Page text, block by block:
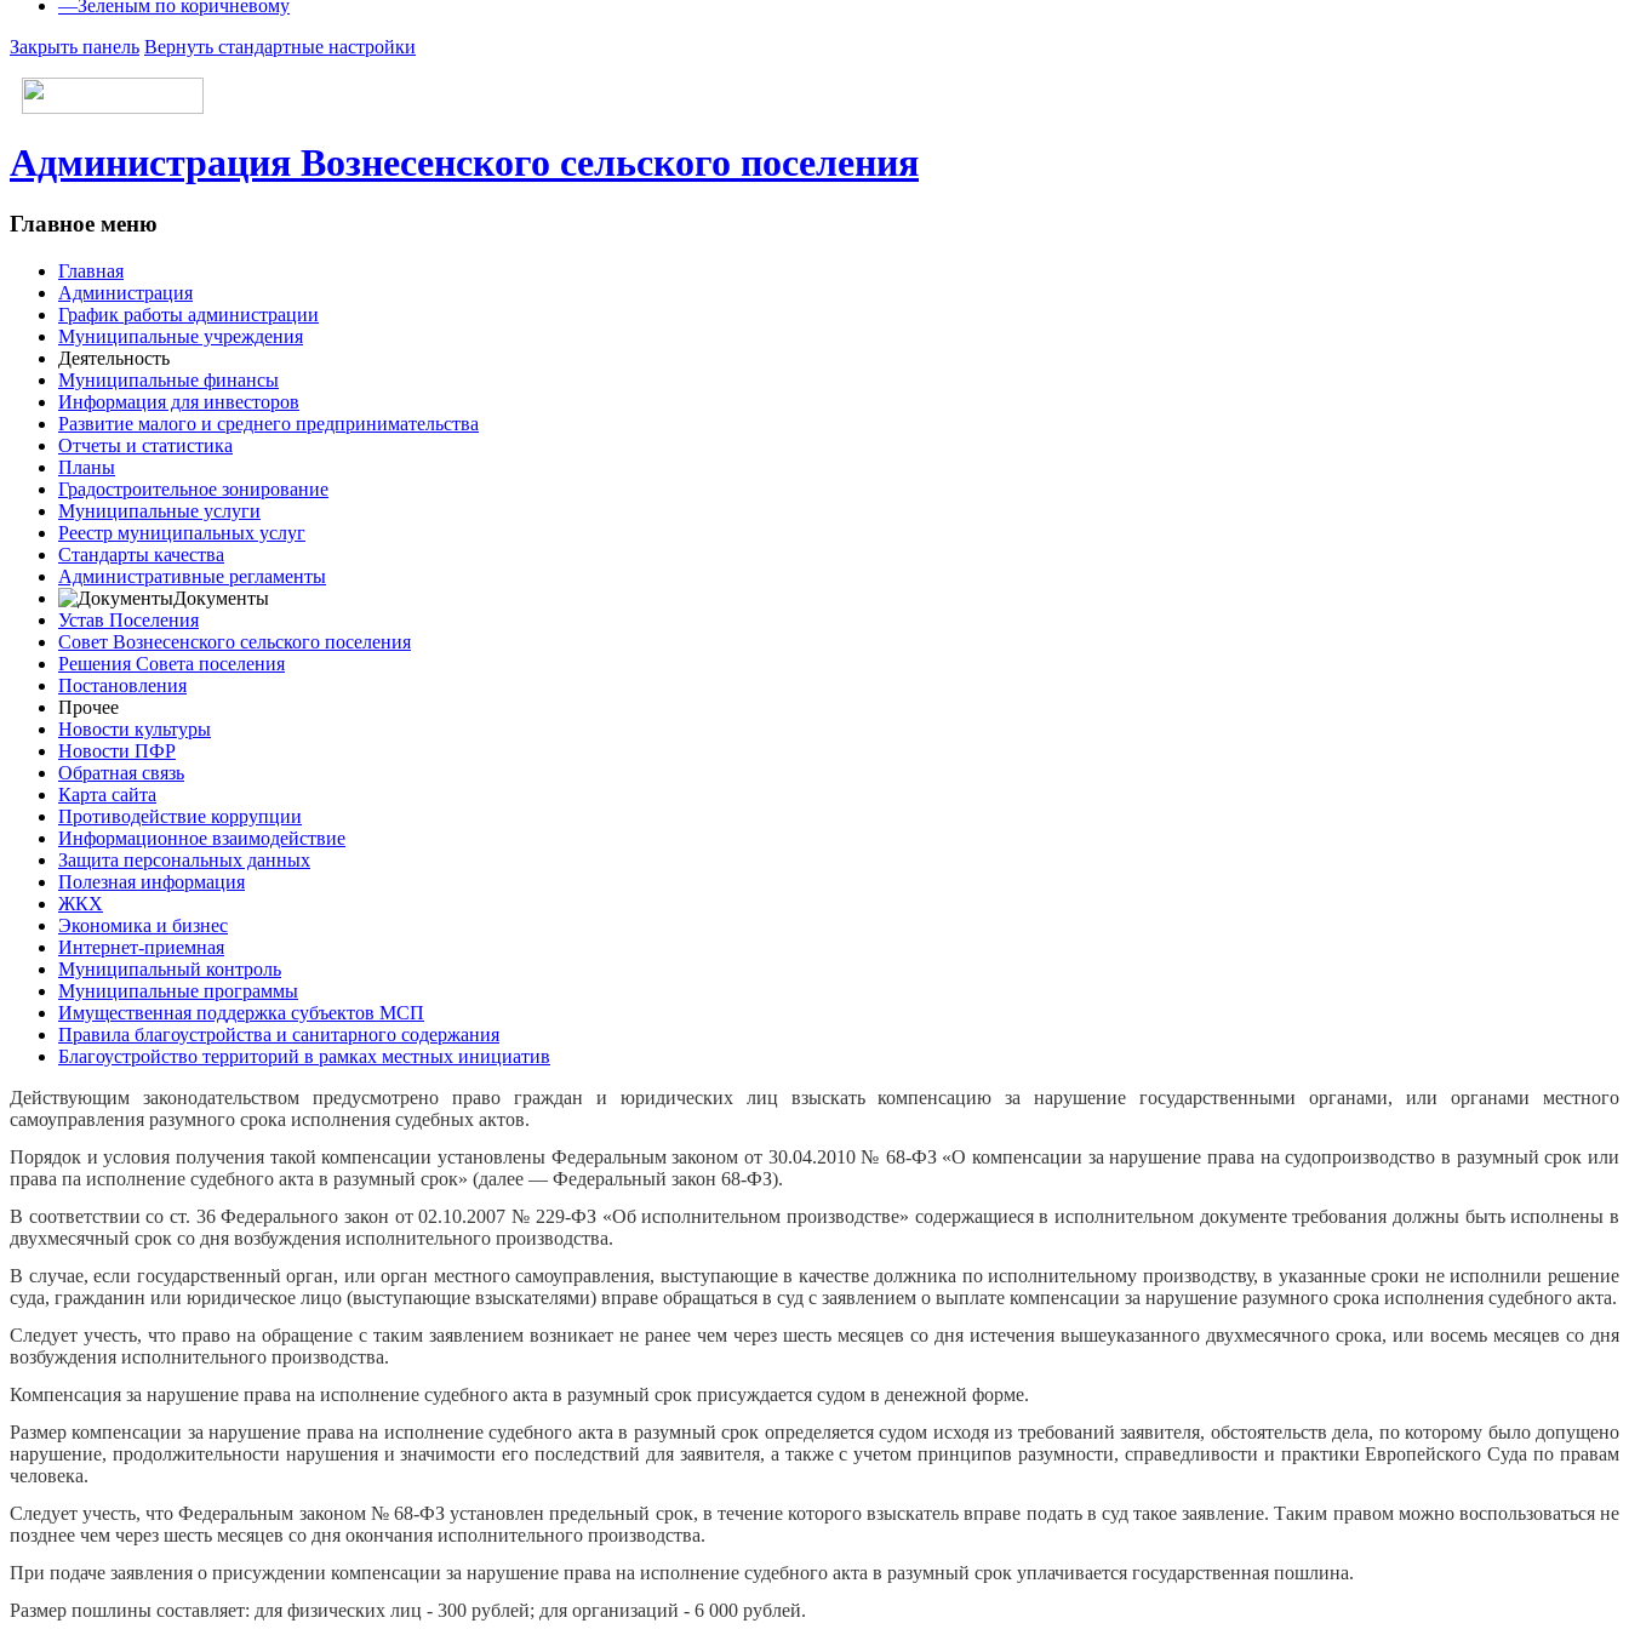
—Зеленым по коричневому
Закрыть панель Вернуть стандартные настройки
Администрация Вознесенского сельского поселения
Главное меню
Главная
Администрация
График работы администрации
Муниципальные учреждения
Деятельность
Муниципальные финансы
Информация для инвесторов
Развитие малого и среднего предпринимательства
Отчеты и статистика
Планы
Градостроительное зонирование
Муниципальные услуги
Реестр муниципальных услуг
Стандарты качества
Административные регламенты
Документы
Устав Поселения
Совет Вознесенского сельского поселения
Решения Совета поселения
Постановления
Прочее
Новости культуры
Новости ПФР
Обратная связь
Карта сайта
Противодействие коррупции
Информационное взаимодействие
Защита персональных данных
Полезная информация
ЖКХ
Экономика и бизнес
Интернет-приемная
Муниципальный контроль
Муниципальные программы
Имущественная поддержка субъектов МСП
Правила благоустройства и санитарного содержания
Благоустройство территорий в рамках местных инициатив
Действующим законодательством предусмотрено право граждан и юридических лиц взыскать компенсацию за нарушение государственными органами, или органами местного
самоуправления разумного срока исполнения судебных актов.
Порядок и условия получения такой компенсации установлены Федеральным законом от 30.04.2010 № 68-ФЗ «О компенсации за нарушение права на судопроизводство в разумный срок или
права па исполнение судебного акта в разумный срок» (далее — Федеральный закон 68-ФЗ).
В соответствии со ст. 36 Федерального закон от 02.10.2007 № 229-ФЗ «Об исполнительном производстве» содержащиеся в исполнительном документе требования должны быть исполнены в
двухмесячный срок со дня возбуждения исполнительного производства.
В случае, если государственный орган, или орган местного самоуправления, выступающие в качестве должника по исполнительному производству, в указанные сроки не исполнили решение
суда, гражданин или юридическое лицо (выступающие взыскателями) вправе обращаться в суд с заявлением о выплате компенсации за нарушение разумного срока исполнения судебного акта.
Следует учесть, что право на обращение с таким заявлением возникает не ранее чем через шесть месяцев со дня истечения вышеуказанного двухмесячного срока, или восемь месяцев со дня
возбуждения исполнительного производства.
Компенсация за нарушение права на исполнение судебного акта в разумный срок присуждается судом в денежной форме.
Размер компенсации за нарушение права на исполнение судебного акта в разумный срок определяется судом исходя из требований заявителя, обстоятельств дела, по которому было допущено
нарушение, продолжительности нарушения и значимости его последствий для заявителя, а также с учетом принципов разумности, справедливости и практики Европейского Суда по правам
человека.
Следует учесть, что Федеральным законом № 68-ФЗ установлен предельный срок, в течение которого взыскатель вправе подать в суд такое заявление. Таким правом можно воспользоваться не
позднее чем через шесть месяцев со дня окончания исполнительного производства.
При подаче заявления о присуждении компенсации за нарушение права на исполнение судебного акта в разумный срок уплачивается государственная пошлина.
Размер пошлины составляет: для физических лиц - 300 рублей; для организаций - 6 000 рублей.